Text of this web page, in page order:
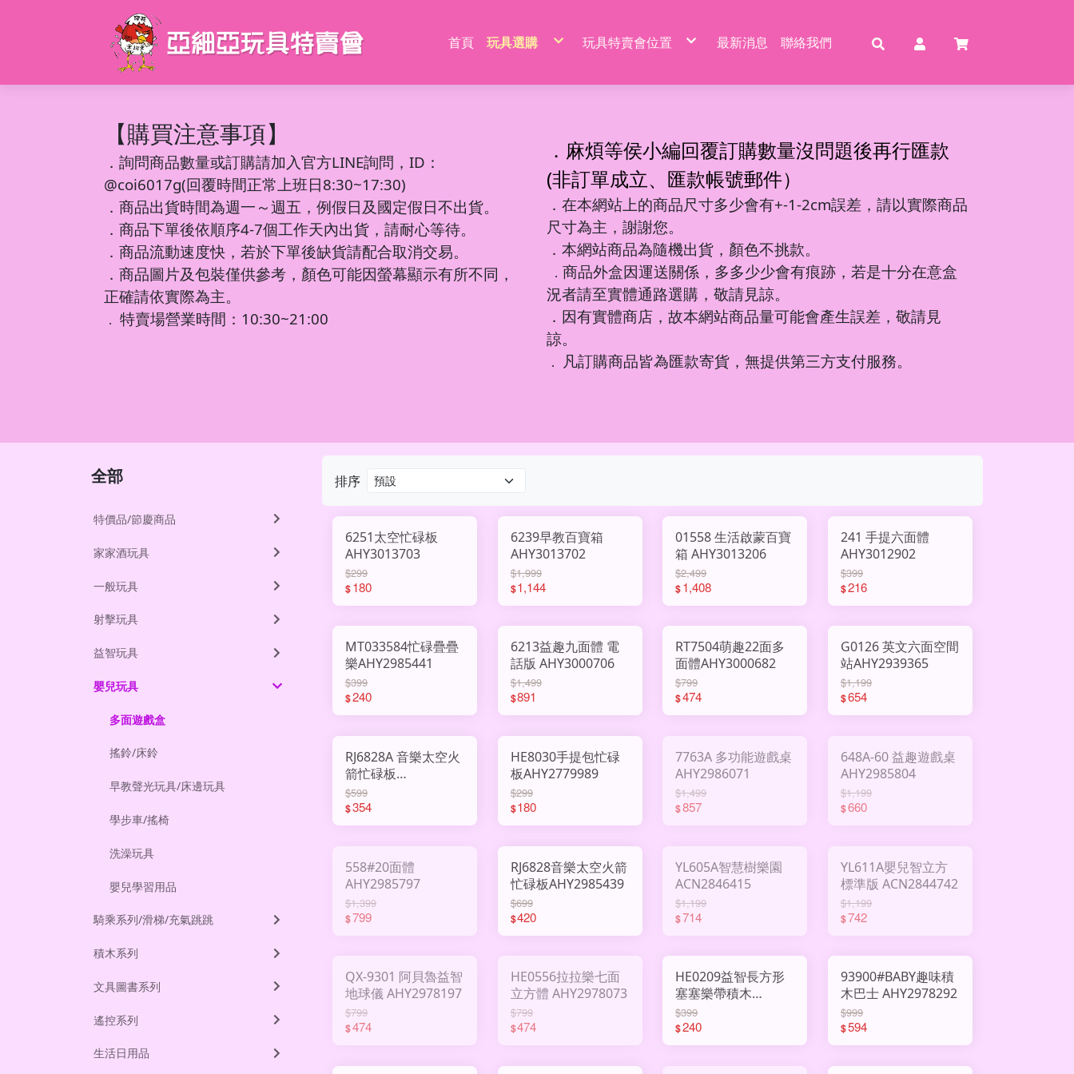
首頁 玩具選購
吊排/紙卡
包K/PVC袋
萬聖/聖誕
節慶商品
餐具/廚具/仿真食物
切切樂/仿真食物
餐具/廚具
收銀機/超市購物
森林家族
娃娃/芭比娃娃
梳妝/化妝/飾品
DIY飾品/配件/魔法棒
化妝台/梳妝台
清掃/衛浴玩具/家電
城堡/別墅/房屋
吹泡泡玩具
泡泡機
沙灘玩具
互動/戶外/運動類/對戰/競技
互動/戶外玩具
車/飛機玩具
消防系列
停車場/軌道車
多美小汽車
模型/合金車
釣釣樂/捏捏樂
迷你特工/恐龍特工/動畫
彩泥/史萊姆
帳篷/球/氣球
帳篷
彈力球/充氣球
音樂玩具
電話造型
恐龍系列
恐龍蛋
銅板價玩具
中華超人/布魯可/假面
驚喜盒/盲盒/洞洞樂/考古
認知模型
射擊玩具
軟彈槍
水槍
聲光槍
弓箭
水彈槍
飛鏢/鏢靶
百元內益智玩具
球台遊戲/地鼠機
魔方/魔尺
棋類/撲克牌/卡牌遊戲
桌遊
益智教學
遊戲機/方塊遊戲
多面遊戲盒
搖鈴/床鈴
學步車/搖椅
洗澡玩具
嬰兒學習用品
電動童車/摩托車
滑行車/助步車
三輪車/扭扭車
溜滑梯/充氣跳跳/搖搖馬
益智積木
軌道滾珠積木/螺絲釘積木
大顆粒主題積木
軍事/太空積木
陸軍
太空/星際積木
摩托車積木
警察/民航系列
主題積木
海盜/中古系列
泰迪/暴力/可愛熊
街景積木
日式街景植物造型
歷史/三國/水滸傳
積木桌/底板
文具用品類
學習用品
削筆器
修正系列
DIY勞作/手作
著色本/沙畫
貼紙/安靜書
咕卡/火漆/奶油膠
螢光筆/馬克筆
鉛筆/自動鉛筆
圓珠筆
紙類/本
線圈本
鎖本/密碼本
素描本/畫圖本
套裝組
遙控車
遙控動物/昆蟲
廚房用品
洗碗布/菜瓜布
風扇/電扇
泡澡球/沐浴球
鑰匙扣/掛件/擺件
玩具特賣會位置
台中南屯玩具批發特賣
最新消息 聯絡我們
【購買注意事項】
． 詢問商品數量或訂購請加入官方LINE詢問，ID：
@coi6017g(回覆時間正常上班日8:30~17:30)
．商品出貨時間為週一～週五，例假日及國定假日不出貨。
．商品下單後依順序4-7個工作天內出貨，請耐心等待。
．商品流動速度快，若於下單後缺貨請配合取消交易。
．商品圖片及包裝僅供參考，顏色可能因螢幕顯示有所不同，
正確請依實際為主。
． 特賣場營業時間：10:30~21:00
．麻煩等侯小編回覆訂購數量沒問題後再行匯款
(非訂單成立、匯款帳號郵件）
．在本網站上的商品尺寸多少會有+-1-2cm誤差，請以實際商品
尺寸為主，謝謝您。
．本網站商品為隨機出貨，顏色不挑款。
． 商品外盒因運送關係，多多少少會有痕跡，若是十分在意盒
況者請至實體通路選購，敬請見諒。
．因有實體商店，故本網站商品量可能會產生誤差，敬請見
諒。
． 凡訂購商品皆為匯款寄貨，無提供第三方支付服務。
排序
6251太空忙碌板
AHY3013703
$299
$180
6239早教百寶箱
AHY3013702
$1,999
$1,144
01558 生活啟蒙百寶
箱 AHY3013206
$2,499
$1,408
241 手提六面體
AHY3012902
$399
$216
MT033584忙碌疊疊
樂AHY2985441
$399
$240
6213益趣九面體 電
話版 AHY3000706
$1,499
$891
RT7504萌趣22面多
面體AHY3000682
$799
$474
G0126 英文六面空間
站AHY2939365
$1,199
$654
RJ6828A 音樂太空火
箭忙碌板
AHY2994575
$599
$354
HE8030手提包忙碌
板AHY2779989
$299
$180
7763A 多功能遊戲桌
AHY2986071
$1,499
$857
648A-60 益趣遊戲桌
AHY2985804
$1,199
$660
558#20面體
AHY2985797
$1,399
$799
RJ6828音樂太空火箭
忙碌板AHY2985439
$699
$420
YL605A智慧樹樂園
ACN2846415
$1,199
$714
YL611A嬰兒智立方
標準版 ACN2844742
$1,199
$742
QX-9301 阿貝魯益智
地球儀 AHY2978197
$799
$474
HE0556拉拉樂七面
立方體 AHY2978073
$799
$474
HE0209益智長方形
塞塞樂帶積木
AHY2845706
$399
$240
93900#BABY趣味積
木巴士 AHY2978292
$999
$594
全部
特價品/節慶商品
家家酒玩具
一般玩具
射擊玩具
益智玩具
嬰兒玩具
多面遊戲盒
搖鈴/床鈴
早教聲光玩具/床邊玩具
學步車/搖椅
洗澡玩具
嬰兒學習用品
騎乘系列/滑梯/充氣跳跳
積木系列
文具圖書系列
遙控系列
生活日用品